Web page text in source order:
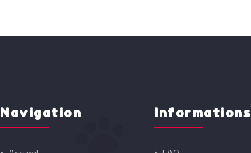
Navigation Informations